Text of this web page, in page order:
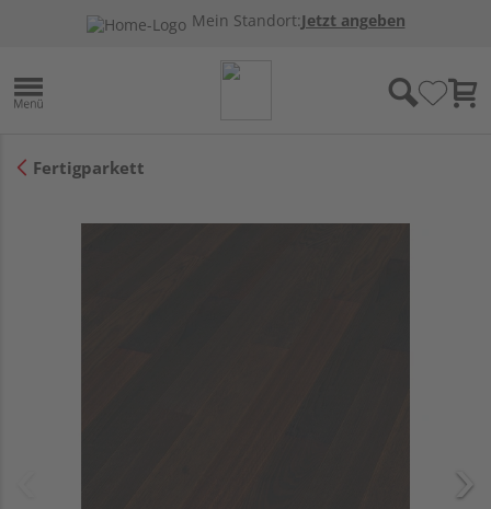
Mein Standort:Jetzt angeben
Fertigparkett